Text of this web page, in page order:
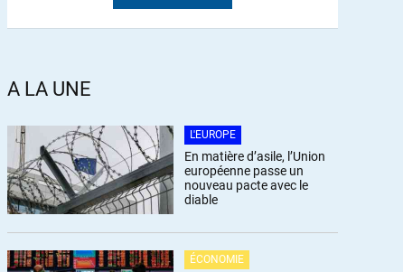
A LA UNE
L'EUROPE
En matière d’asile, l’Union
européenne passe un
nouveau pacte avec le
diable
ÉCONOMIE